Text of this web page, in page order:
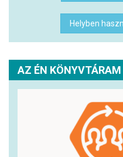
Helyben
AZ ÉN KÖNYVTÁRAM